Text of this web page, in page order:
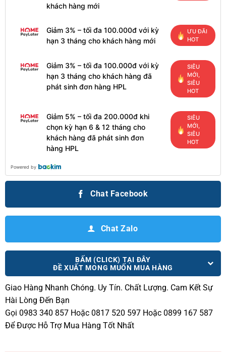
khách hàng mới
Giảm 3% – tối đa 100.000đ với kỳ
hạn 3 tháng cho khách hàng mới
ƯU ĐÃI
HOT
Giảm 3% – tối đa 100.000đ với kỳ
hạn 3 tháng cho khách hàng đã
phát sinh đơn hàng HPL
SIÊU
MỚI,
SIÊU
HOT
Giảm 5% – tối đa 200.000đ khi
chọn kỳ hạn 6 & 12 tháng cho
khách hàng đã phát sinh đơn
hàng HPL
SIÊU
MỚI,
SIÊU
HOT
Powered by
Chat Facebook
Chat Zalo
BẤM (CLICK) TẠI ĐÂY
ĐỀ XUẤT MONG MUỐN MUA HÀNG
Giao Hàng Nhanh Chóng. Uy Tín. Chất Lượng. Cam Kết Sự
Hài Lòng Đến Bạn
Gọi 0983 340 857 Hoặc 0817 520 597 Hoặc 0899 167 587
Để Được Hỗ Trợ Mua Hàng Tốt Nhất